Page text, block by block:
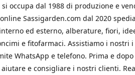
si occupa dal 1988 di produzione e
Sassigarden.com dal 2020
ed esterno, alberature, fiori,
e fitofarmaci. Assistiamo i nostri
WhatsApp e telefono. Prima e
e consigliare i nostri clienti.